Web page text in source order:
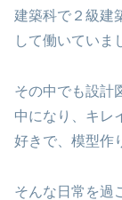
建築科で２級建
して働いていま
その中でも設計
中になり、キレ
好きで、模型作
そんな日常を過